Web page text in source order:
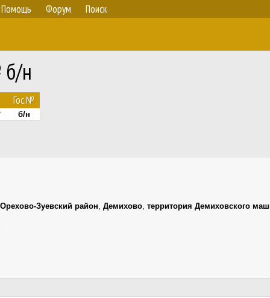
Помощь Форум Поиск
б/н
Гос.№
б/н
Орехово-Зуевский район, Демихово, территория Демиховского